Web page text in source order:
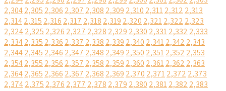
2,3042,305 2,306 2,307 2,308 2,309 2,310 2,3112,312 2,313
2,3142,315 2,316 2,317 2,318 2,319 2,320 2,3212,322 2,323
2,3242,325 2,326 2,327 2,328 2,329 2,330 2,3312,332 2,333
2,3342,335 2,336 2,337 2,338 2,339 2,340 2,3412,342 2,343
2,3442,345 2,346 2,347 2,348 2,349 2,350 2,3512,352 2,353
2,3542,355 2,356 2,357 2,358 2,359 2,360 2,3612,362 2,363
2,3642,365 2,366 2,367 2,368 2,369 2,370 2,3712,372 2,373
2,3742,375 2,376 2,377 2,378 2,379 2,380 2,3812,382 2,383